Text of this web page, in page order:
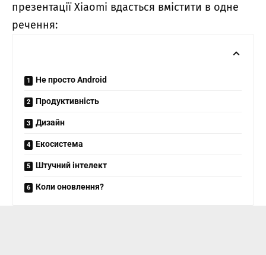
презентації Xiaomi вдасться вмістити в одне
речення:
Не просто Android
Продуктивність
Дизайн
Екосистема
Штучний інтелект
Коли оновлення?